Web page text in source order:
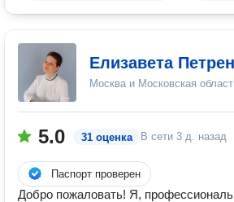
Елизавета
Москва и Московская
5.0 31 оценка В сети 3 д. назад
Паспорт проверен
Добро пожаловать! Я,